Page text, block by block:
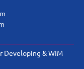
Developing &WIM